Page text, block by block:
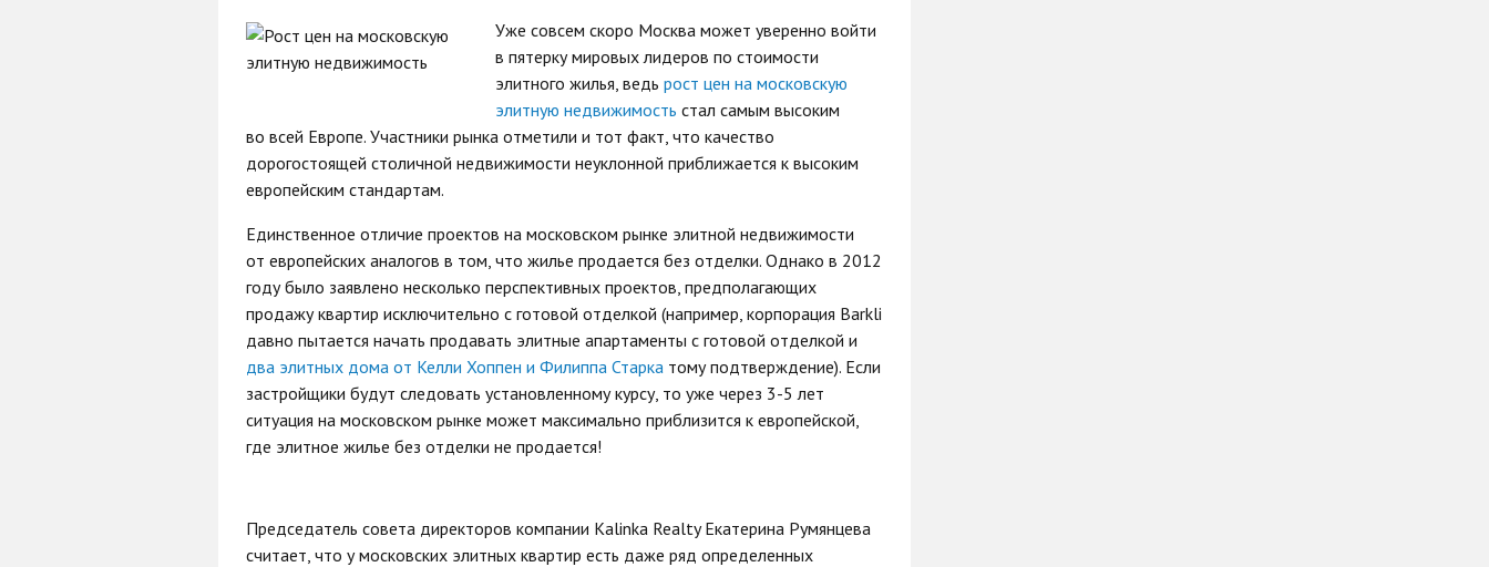
Уже совсем скоро Москва может уверенно войти
в пятерку мировых лидеров по стоимости
элитного жилья, ведь рост цен на московскую
элитную недвижимость стал самым высоким
во всей Европе. Участники рынка отметили и тот факт, что качество
дорогостоящей столичной недвижимости неуклонной приближается к высоким
европейским стандартам.
Единственное отличие проектов на московском рынке элитной недвижимости
от европейских аналогов в том, что жилье продается без отделки. Однако в 2012
году было заявлено несколько перспективных проектов, предполагающих
продажу квартир исключительно с готовой отделкой (например, корпорация Barkli
давно пытается начать продавать элитные апартаменты с готовой отделкой и
два элитных дома от Келли Хоппен и Филиппа Старка тому подтверждение). Если
застройщики будут следовать установленному курсу, то уже через 3-5 лет
ситуация на московском рынке может максимально приблизится к европейской,
где элитное жилье без отделки не продается!
Председатель совета директоров компании Kalinka Realty Екатерина Румянцева
считает, что у московских элитных квартир есть даже ряд определенных